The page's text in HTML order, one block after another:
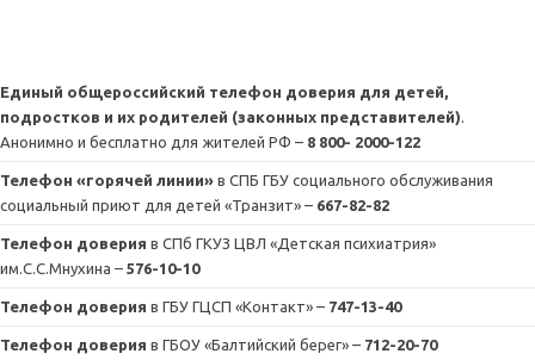
Единый общероссийский телефон доверия для детей,
подростков и их родителей (законных представителей)
Анонимно и бесплатно для жителей РФ – 8 800- 2000-122
Телефон «горячей линии» в СПБ ГБУ социального обслуживания
социальный приют для детей «Транзит» – 667-82-82
Телефон доверия в СПб ГКУЗ ЦВЛ «Детская психиатрия»
им.С.С.Мнухина – 576-10-10
Телефон доверия в ГБУ ГЦСП «Контакт» – 747-13-40
Телефон доверия в ГБОУ «Балтийский берег» – 712-20-70